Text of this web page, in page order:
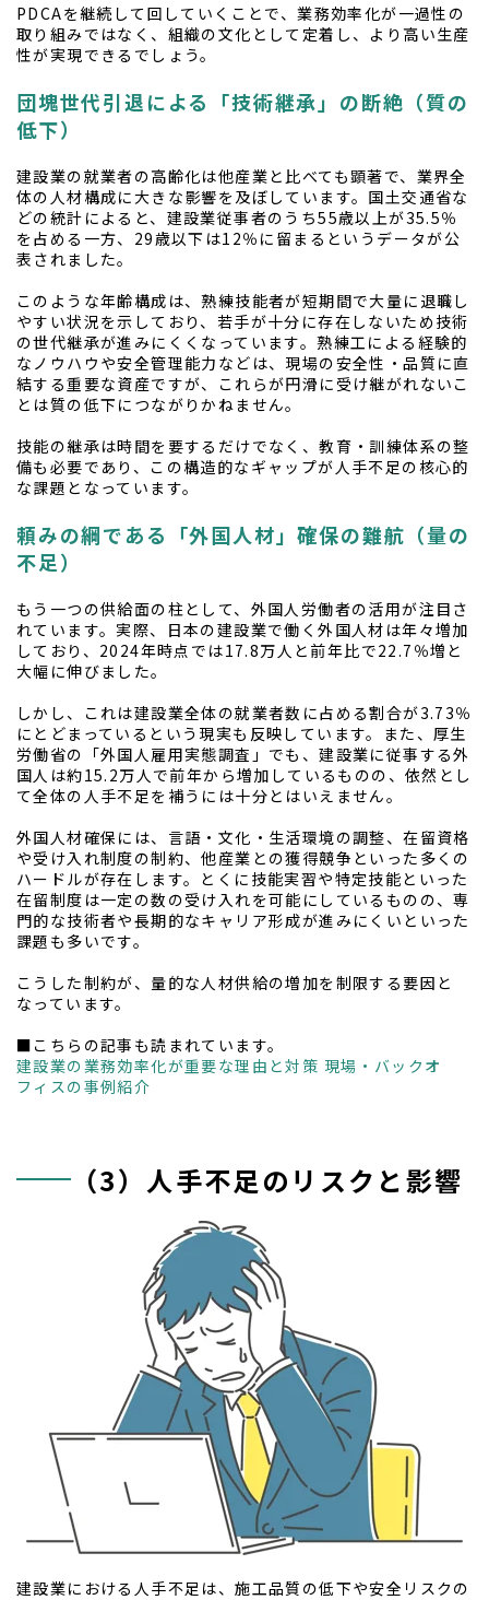
PDCAを継続して回していくことで、業務効率化が一過性の
取り組みではなく、組織の文化として定着し、より高い生産
性が実現できるでしょう。
団塊世代引退による「技術継承」の断絶（質の
低下）
建設業の就業者の高齢化は他産業と比べても顕著で、業界全
体の人材構成に大きな影響を及ぼしています。国土交通省な
どの統計によると、建設業従事者のうち55歳以上が35.5％
を占める一方、29歳以下は12％に留まるというデータが公
表されました。
このような年齢構成は、熟練技能者が短期間で大量に退職し
やすい状況を示しており、若手が十分に存在しないため技術
の世代継承が進みにくくなっています。熟練工による経験的
なノウハウや安全管理能力などは、現場の安全性・品質に直
結する重要な資産ですが、これらが円滑に受け継がれないこ
とは質の低下につながりかねません。
技能の継承は時間を要するだけでなく、教育・訓練体系の整
備も必要であり、この構造的なギャップが人手不足の核心的
な課題となっています。
頼みの綱である「外国人材」確保の難航（量の
不足）
もう一つの供給面の柱として、外国人労働者の活用が注目さ
れています。実際、日本の建設業で働く外国人材は年々増加
しており、2024年時点では17.8万人と前年比で22.7％増と
大幅に伸びました。
しかし、これは建設業全体の就業者数に占める割合が3.73％
にとどまっているという現実も反映しています。また、厚生
労働省の「外国人雇用実態調査」でも、建設業に従事する外
国人は約15.2万人で前年から増加しているものの、依然とし
て全体の人手不足を補うには十分とはいえません。
外国人材確保には、言語・文化・生活環境の調整、在留資格
や受け入れ制度の制約、他産業との獲得競争といった多くの
ハードルが存在します。とくに技能実習や特定技能といった
在留制度は一定の数の受け入れを可能にしているものの、専
門的な技術者や長期的なキャリア形成が進みにくいといった
課題も多いです。
こうした制約が、量的な人材供給の増加を制限する要因と
なっています。
■こちらの記事も読まれています。
建設業の業務効率化が重要な理由と対策 現場・バックオ
フィスの事例紹介
（3）人手不足のリスクと影響
建設業における人手不足は、施工品質の低下や安全リスクの